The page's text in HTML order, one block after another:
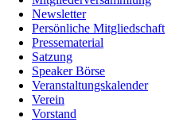
Newsletter
Persönliche Mitgliedschaft
Pressematerial
Satzung
Speaker Börse
Veranstaltungskalender
Verein
Vorstand